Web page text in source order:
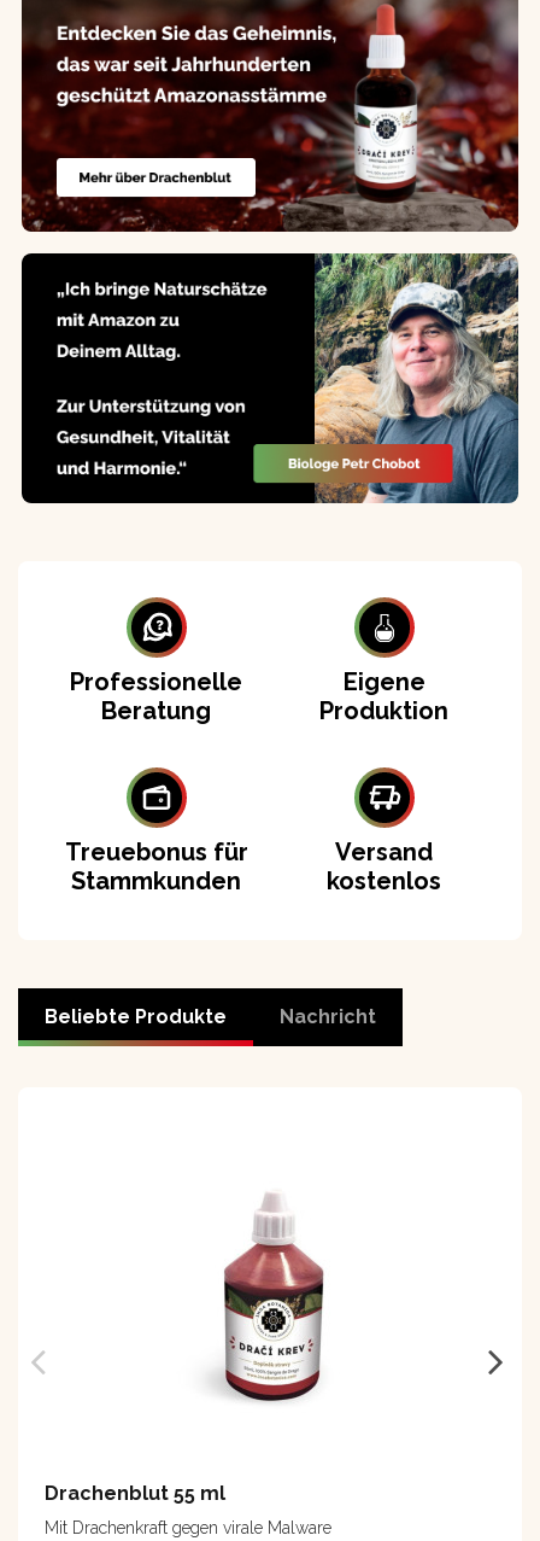
Professionelle
Beratung
Eigene
Produktion
Treuebonus für
Stammkunden
Versand
kostenlos
Beliebte Produkte Nachricht
Drachenblut 55 ml
Mit Drachenkraft gegen virale Malware